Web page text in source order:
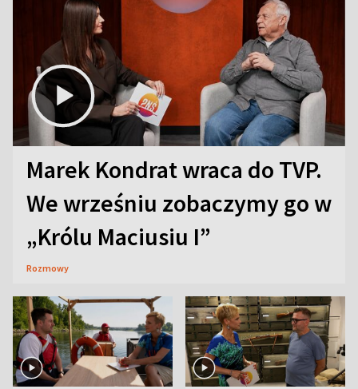
Marek Kondrat wraca do TVP.
We wrześniu zobaczymy go w
„Królu Maciusiu I”
Rozmowy